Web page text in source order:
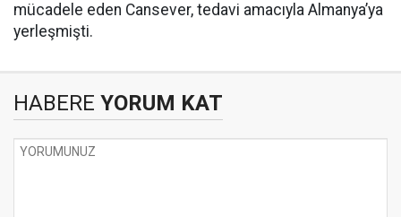
mücadele eden Cansever, tedavi amacıyla Almanya’ya
yerleşmişti.
HABERE YORUM KAT